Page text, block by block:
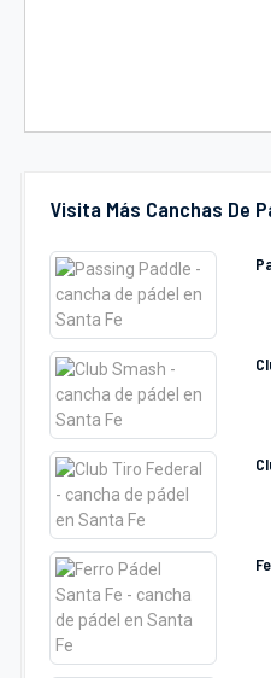
Visita Más Canchas De